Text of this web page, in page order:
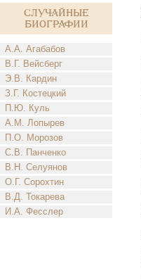
Случайные
биографии
А.А. Агабабов
В.Г. Вейсберг
Э.В. Кардин
З.Г. Костецкий
П.Ю. Куль
А.М. Лопырев
П.О. Морозов
С.В. Панченко
В.Н. Селуянов
О.Г. Сорохтин
В.Д. Токарева
И.А. Фесслер